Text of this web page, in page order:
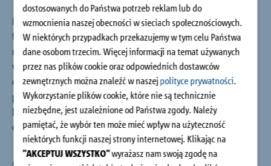
dostosowanych do Państwa potrzeb reklam lub do
wzmocnienia naszej obecności w sieciach społecznościowych.
W niektórych przypadkach przekazujemy w tym celu Państwa
dane osobom trzecim. Więcej informacji na temat używanych
przez nas plików cookie oraz odpowiednich dostawców
zewnętrznych można znaleźć w naszejpolityce prywatności.
Wykorzystanie plików cookie, które nie są technicznie
niezbędne, jest uzależnione od Państwa zgody. Należy
pamiętać, że wybór ten może mieć wpływ na użyteczność
niektórych funkcji naszej strony internetowej. Klikając na
"AKCEPTUJ WSZYSTKO"wyrażasz nam swoją zgodę na
Mieszkanie w centrum czy dom na przedmieściach – przed
takim wyborem staje wiele osób szukających idealnego
miejsca do zamieszkania. Z jednej strony marzymy o ogrodzie,
w którym będziemy mogli obcować z naturą i rozwijać swoje
ogrodnicze pasje, a z drugiej szukamy dogodnej lokalizacji w
pobliżu miejsca pracy oraz infrastruktury miasta. Inwestycja
Evergreen 365 łączy obydwie te cechy, pozwalając nam
cieszyć się własną zieloną oazą w centrum Poznania.